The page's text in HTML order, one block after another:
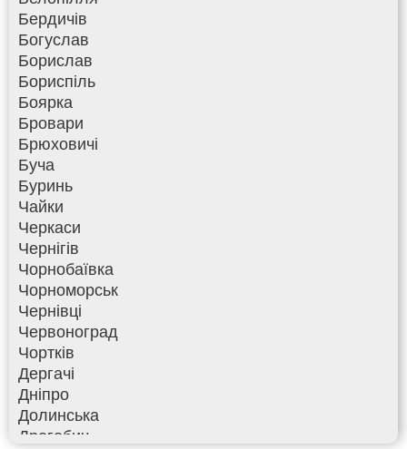
Бердичів
Богуслав
Борислав
Бориспіль
Боярка
Бровари
Брюховичі
Буча
Буринь
Чайки
Черкаси
Чернігів
Чорнобаївка
Чорноморськ
Чернівці
Червоноград
Чортків
Дергачі
Дніпро
Долинська
Дрогобич